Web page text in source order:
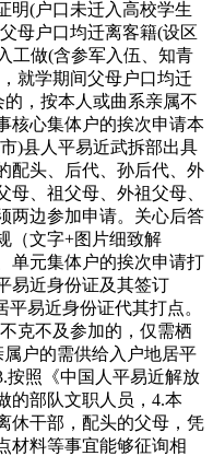
明(户口未迁入高校学生
母户口均迁离客籍(设区
工做(含参军入伍、知青
就学期间父母户口均迁
，按本人或曲系亲属不
核心集体户的挨次申请本
)县人平易近武拆部出具
配头、后代、孙后代、外
、祖父母、外祖父母、
两边参加申请。关心后答
（文字+图片细致解
单元集体户的挨次申请打
易近身份证及其签订
易近身份证代其打点。
克不及参加的，仅需栖
户的需供给入户地居平
按照《中国人平易近解放
的部队文职人员，4.本
休干部，配头的父母，凭
材料等事宜能够征询相